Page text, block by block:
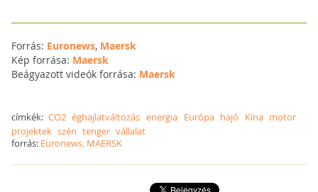
Forrás: Euronews, Maersk
Kép forrása: Maersk
Beágyazott videók forrása: Maersk
címkék: CO2 éghajlatváltozás energia Európa hajó Kína motor
projektek szén tenger vállalat
forrás: Euronews, MAERSK